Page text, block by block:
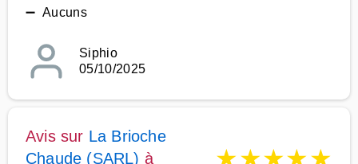
➖ Aucuns
Siphio
05/10/2025
Avis sur La Brioche
Chaude (SARL) à